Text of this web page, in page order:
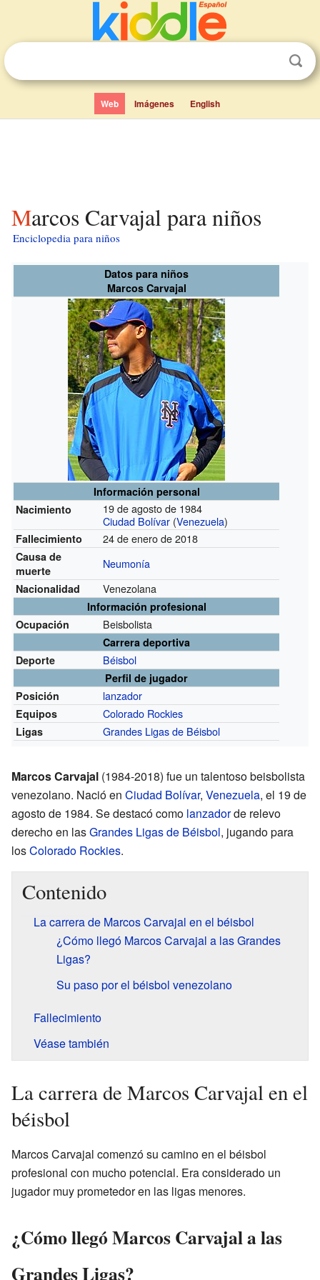
Web Imágenes English
Marcos Carvajal para niños
Enciclopedia para niños
Datos para niños
Marcos Carvajal
Información personal
Nacimiento
19 de agosto de 1984
Ciudad Bolívar (Venezuela)
Fallecimiento 24 de enero de 2018
Causa de
muerte
Neumonía
Nacionalidad Venezolana
Información profesional
Ocupación
Beisbolista
Carrera deportiva
Deporte
Béisbol
Perfil de jugador
Posición
lanzador
Equipos Colorado Rockies
Ligas Grandes Ligas de Béisbol
Marcos Carvajal (1984-2018) fue un talentoso beisbolista
venezolano. Nació en Ciudad Bolívar, Venezuela, el 19 de
agosto de 1984. Se destacó como lanzadorde relevo
derecho en lasGrandes Ligas de Béisbol, jugando para
losColorado Rockies.
Contenido
La carrera de Marcos Carvajal en el béisbol
¿Cómo llegó Marcos Carvajal a las Grandes
Ligas?
Su paso por el béisbol venezolano
Fallecimiento
Véase también
La carrera de Marcos Carvajal en el
béisbol
Marcos Carvajal comenzó su camino en el béisbol
profesional con mucho potencial. Era considerado un
jugador muy prometedor en las ligas menores.
¿Cómo llegó Marcos Carvajal a las
Grandes Ligas?